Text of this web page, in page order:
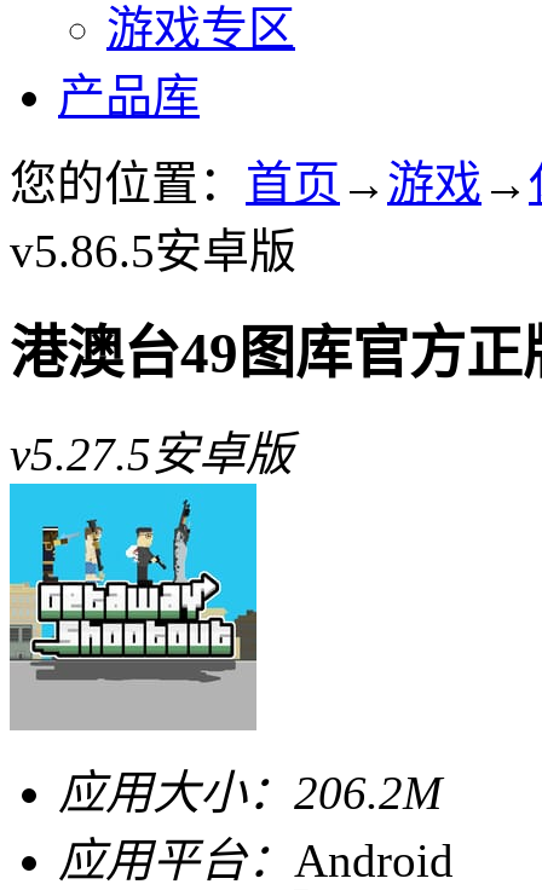
游戏专区
产品库
您的位置： 首页 → 游戏 →
v5.86.5安卓版
港澳台49图库官方正
v5.27.5安卓版
应用大小： 206.2M
应用平台： Android